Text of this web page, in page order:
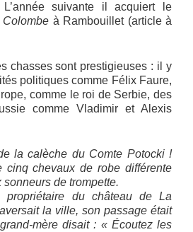
L’année suivante il acquiert le
Colombe à Rambouillet (article à
chasses sont prestigieuses : il y
politiques comme Félix Faure,
comme le roi de Serbie, des
comme Vladimir et Alexis
la calèche du Comte Potocki !
cinq chevaux de robe différente
sonneurs de trompette.
propriétaire du château de La
la ville, son passage était
mère disait : « Écoutez les